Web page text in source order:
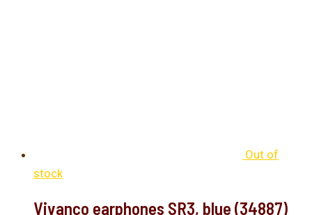
Out of
stock
Vivanco earphones SR3, blue (34887)